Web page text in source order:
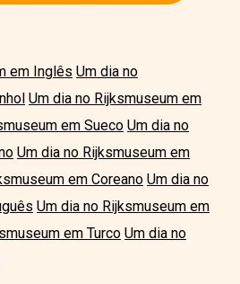
em Inglês Um dia no
Um dia no Rijksmuseum em
em Sueco Um dia no
Um dia no Rijksmuseum em
em Coreano Um dia no
Um dia no Rijksmuseum em
em Turco Um dia no